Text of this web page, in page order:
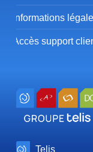
Informations
Accès support
Telis